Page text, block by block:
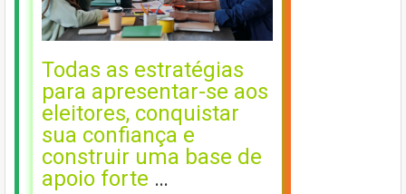
Todas as estratégias
para apresentar-se aos
eleitores, conquistar
sua confiança e
construir uma base de
apoio forte …